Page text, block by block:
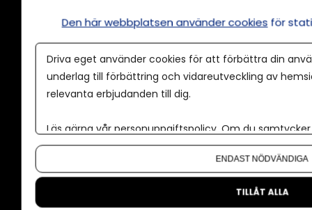
Våra användarvillkor
Policy för AI
Annonspolicy
Tillgänglighet
Om oss
Den här webbplatsen använder cookies för
Driva eget använder cookies för att förbättra din
underlag till förbättring och vidareutveckling av
relevanta erbjudanden till dig.
Läs gärna vår personuppgiftspolicy. Om du
Om du vill ändra ditt val i efterhand hittar du den
ENDAST NÖDVÄNDIGA
TILLÅT ALLA